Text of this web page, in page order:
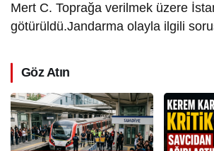
Mert C. Toprağa verilmek üzere
götürüldü.Jandarma olayla ilgili
Göz Atın